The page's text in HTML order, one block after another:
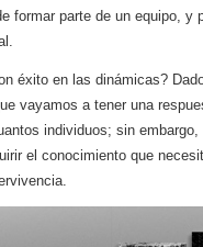
formar parte de un equipo, y
éxito en las dinámicas?
vayamos a tener una
individuos; sin
el conocimiento que